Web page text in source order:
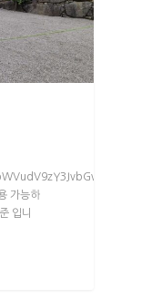
가능하
입니
곡존 풍경
연자방아1
연자방아2
연자방아3
원두막G
공작단풍1
B존
다듬이1
다듬이2
데크10
데크11
존
데크1
데크4
데크6
곡존
원두막D
시설
안내